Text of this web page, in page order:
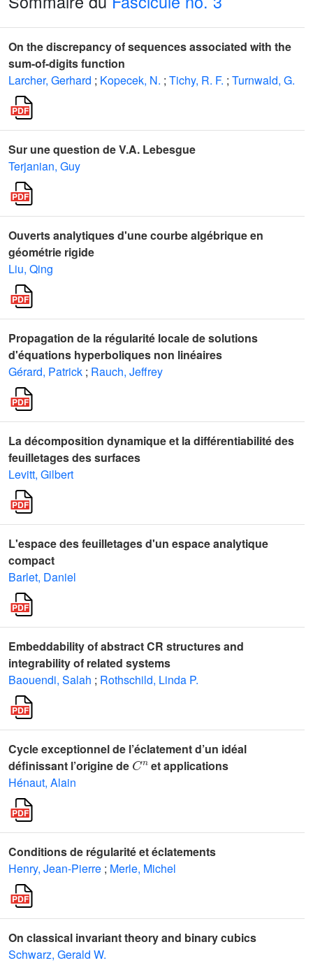
On the discrepancy of sequences associated with the
sum-of-digits function
Larcher, Gerhard ; Kopecek, N. ; Tichy, R. F. ; Turnwald, G.
Sur une question de V.A. Lebesgue
Terjanian, Guy
Ouverts analytiques d'une courbe algébrique en
géométrie rigide
Liu, Qing
Propagation de la régularité locale de solutions
d'équations hyperboliques non linéaires
Gérard, Patrick ; Rauch, Jeffrey
La décomposition dynamique et la différentiabilité des
feuilletages des surfaces
Levitt, Gilbert
L'espace des feuilletages d'un espace analytique
compact
Barlet, Daniel
Embeddability of abstract CR structures and
integrability of related systems
Baouendi, Salah ; Rothschild, Linda P.
Cycle exceptionnel de l’éclatement d’un idéal
définissant l’origine de
Cn
et applications
Hénaut, Alain
Conditions de régularité et éclatements
Henry, Jean-Pierre ; Merle, Michel
On classical invariant theory and binary cubics
Schwarz, Gerald W.